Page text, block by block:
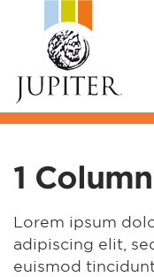
1 Column
Lorem ipsum
adipiscing elit,
euismod